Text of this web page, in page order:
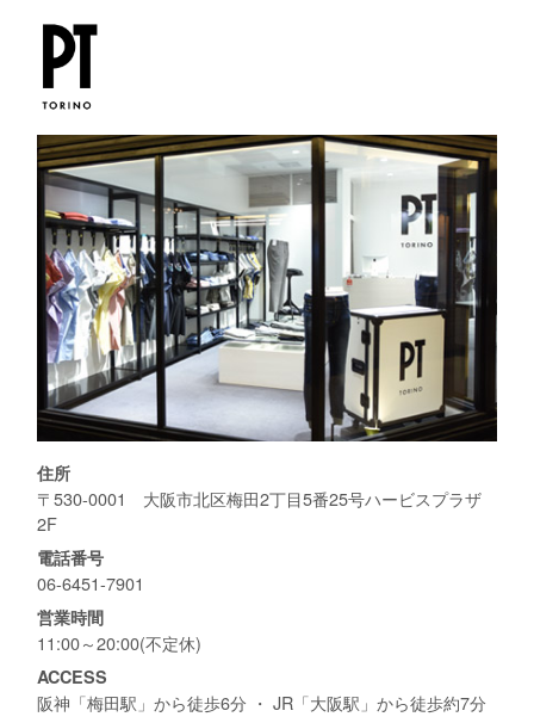
住所
〒530-0001 大阪市北区梅田2丁目5番25号ハービスプラザ
2F
電話番号
06-6451-7901
営業時間
11:00～20:00(不定休)
ACCESS
阪神「梅田駅」から徒歩6分 ・ JR「大阪駅」から徒歩約7分